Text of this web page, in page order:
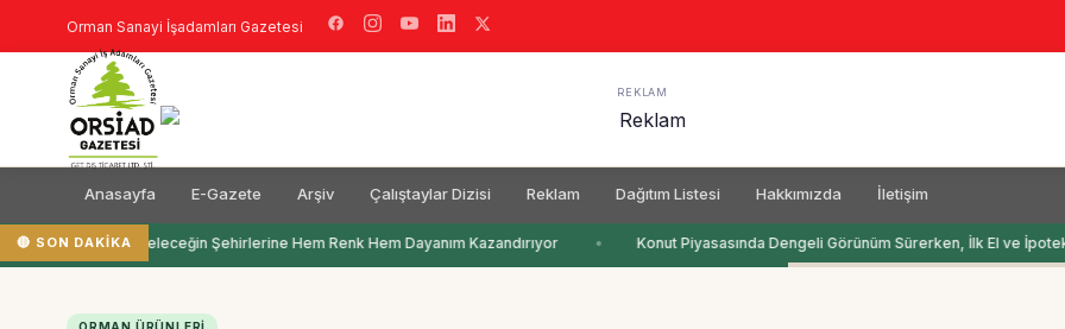
Orman Sanayi İşadamları Gazetesi
REKLAM
Anasayfa E-Gazete Arşiv Çalıştaylar Dizisi Reklam Dağıtım Listesi Hakkımızda İletişim
🔴 SON DAKIKA
Filli Boya Geleceğin Şehirlerine Hem Renk Hem Dayanım Kazandırıyor Konut Piyasasında Dengeli Görünüm Sürerken, İlk El ve